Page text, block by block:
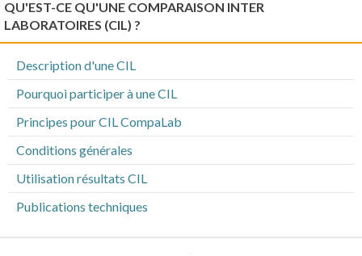
QU'EST-CE QU'UNE COMPARAISON INTER
LABORATOIRES (CIL) ?
Description d'une CIL
Pourquoi participer à une CIL
Principes pour CIL CompaLab
Conditions générales
Utilisation résultats CIL
Publications techniques